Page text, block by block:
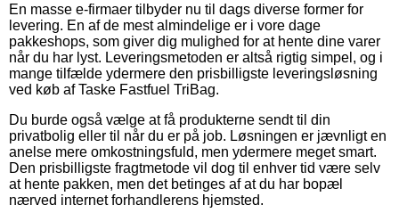
En masse e-firmaer tilbyder nu til dags diverse former for
levering. En af de mest almindelige er i vore dage
pakkeshops, som giver dig mulighed for at hente dine varer
når du har lyst. Leveringsmetoden er altså rigtig simpel, og i
mange tilfælde ydermere den prisbilligste leveringsløsning
ved køb af Taske Fastfuel TriBag.
Du burde også vælge at få produkterne sendt til din
privatbolig eller til når du er på job. Løsningen er jævnligt en
anelse mere omkostningsfuld, men ydermere meget smart.
Den prisbilligste fragtmetode vil dog til enhver tid være selv
at hente pakken, men det betinges af at du har bopæl
nærved internet forhandlerens hjemsted.